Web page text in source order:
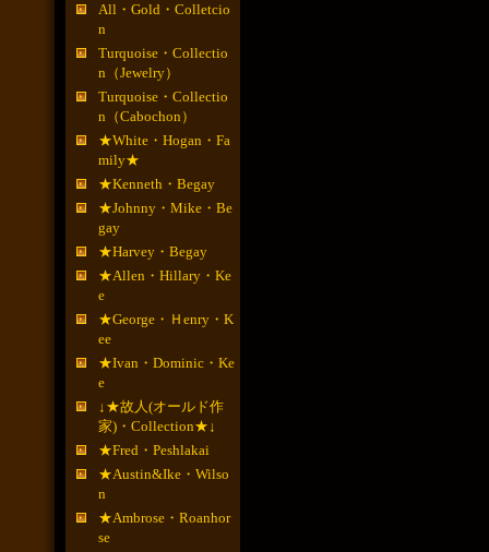
All・Gold・Colletcio
n
Turquoise・Collectio
n（Jewelry）
Turquoise・Collectio
n（Cabochon）
★White・Hogan・Fa
mily★
★Kenneth・Begay
★Johnny・Mike・Be
gay
★Harvey・Begay
★Allen・Hillary・Ke
e
★George・Ｈenry・K
ee
★Ivan・Dominic・Ke
e
↓★故人(オールド作
家)・Collection★↓
★Fred・Peshlakai
★Austin&Ike・Wilso
n
★Ambrose・Roanhor
se